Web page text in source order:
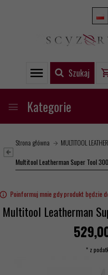
Szukaj
Kategorie
Strona główna
MULTITOOL
Multitool Leatherman Super Tool
Poinformuj mnie gdy produkt będzie
Multitool Leatherman
529,
* z